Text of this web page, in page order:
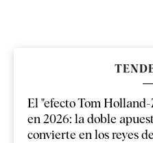
El "efecto Tom
en 2026: la doble
convierte en los reyes